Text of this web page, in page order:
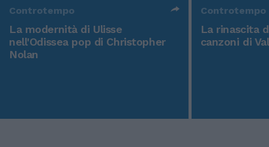
Controtempo
La modernità di Ulisse
nell'Odissea pop di Christopher
Nolan
Controtempo
La rinascita
canzoni di